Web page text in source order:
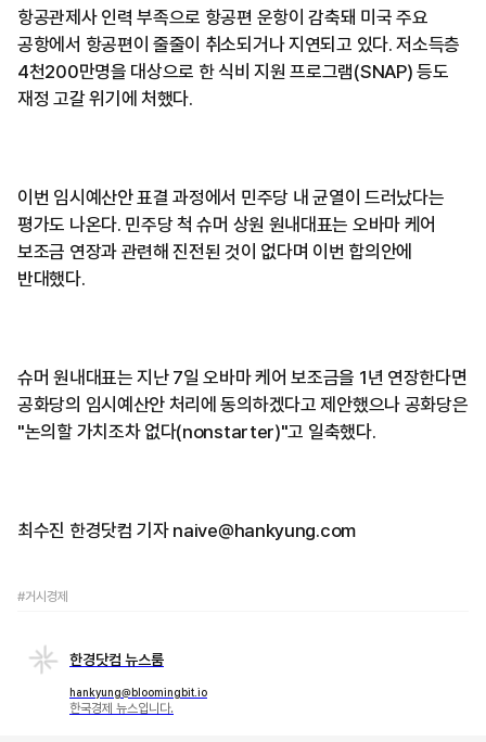
항공관제사 인력 부족으로 항공편 운항이 감축돼 미국 주요
공항에서 항공편이 줄줄이 취소되거나 지연되고 있다. 저소득층
4천200만명을 대상으로 한 식비 지원 프로그램(SNAP) 등도
재정 고갈 위기에 처했다.
이번 임시예산안 표결 과정에서 민주당 내 균열이 드러났다는
평가도 나온다. 민주당 척 슈머 상원 원내대표는 오바마 케어
보조금 연장과 관련해 진전된 것이 없다며 이번 합의안에
반대했다.
슈머 원내대표는 지난 7일 오바마 케어 보조금을 1년 연장한다면
공화당의 임시예산안 처리에 동의하겠다고 제안했으나 공화당은
"논의할 가치조차 없다(nonstarter)"고 일축했다.
최수진 한경닷컴 기자 naive@hankyung.com
#거시경제
한경닷컴 뉴스룸
hankyung@bloomingbit.io
한국경제 뉴스입니다.